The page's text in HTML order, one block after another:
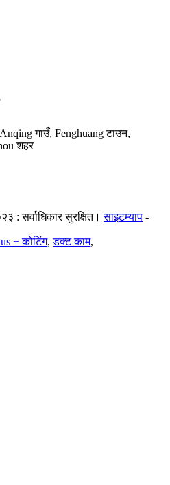
गाउँ, Fenghuang टाउन,
शहर
: सर्वाधिकार सुरक्षित। साइटम्याप -
+ कोटिंग,डक्ट काम,